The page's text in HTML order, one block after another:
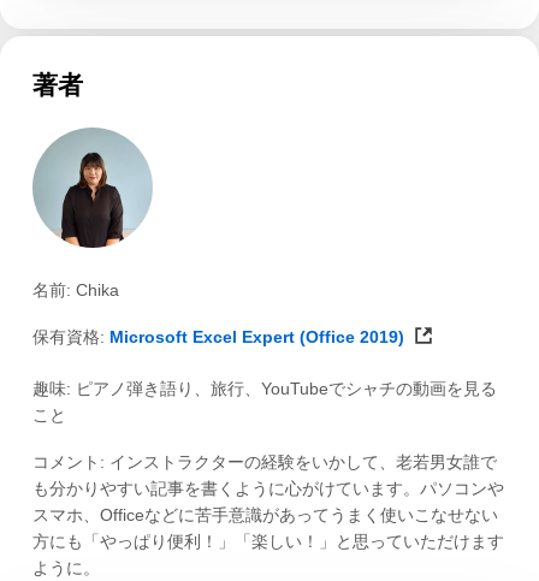
著者
名前: Chika
保有資格: Microsoft Excel Expert (Office 2019)
趣味: ピアノ弾き語り、旅行、YouTubeでシャチの動画を見る
こと
コメント: インストラクターの経験をいかして、老若男女誰で
も分かりやすい記事を書くように心がけています。パソコンや
スマホ、Officeなどに苦手意識があってうまく使いこなせない
方にも「やっぱり便利！」「楽しい！」と思っていただけます
ように。